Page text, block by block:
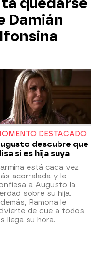
quedarse
Damián
DESTACADO
descubre que
sí es hija suya
está cada vez
acorralada y le
a Augusto la
sobre su hija.
Ramona le
de que a todos
llega su hora.